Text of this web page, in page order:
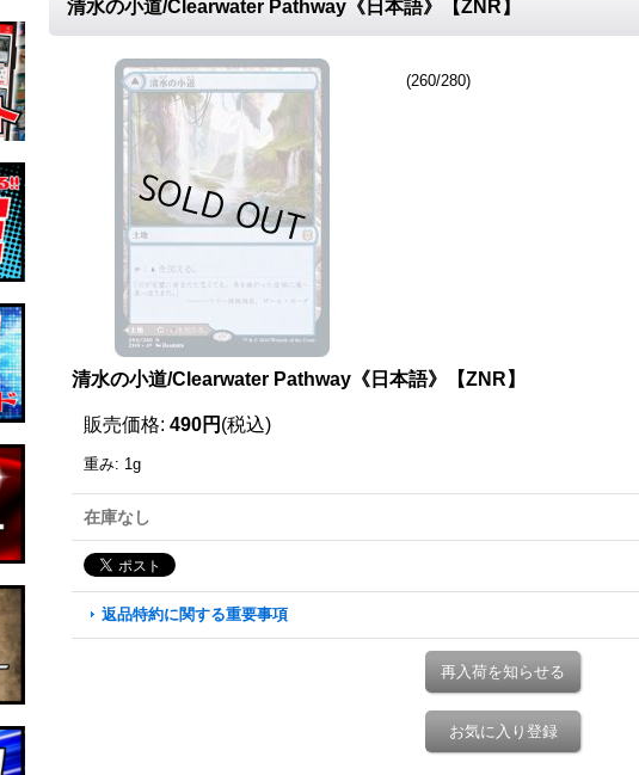
清水の小道/Clearwater Pathway《日本語》【ZNR】
(260/280)
清水の小道/Clearwater Pathway《日本語》【ZNR】
販売価格: 490円 (税込)
重み: 1g
在庫なし
返品特約に関する重要事項
再入荷を知らせる
お気に入り登録